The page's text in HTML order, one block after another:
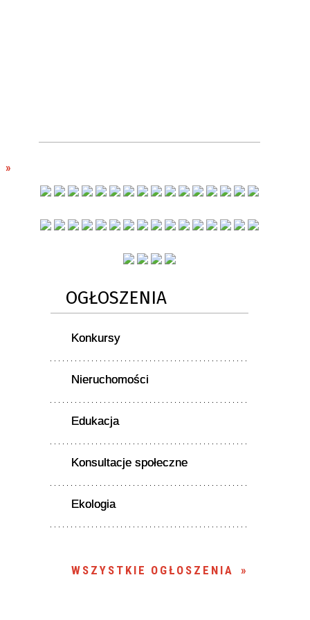
OGŁOSZENIA
Konkursy
Nieruchomości
Edukacja
Konsultacje społeczne
Ekologia
WSZYSTKIE OGŁOSZENIA